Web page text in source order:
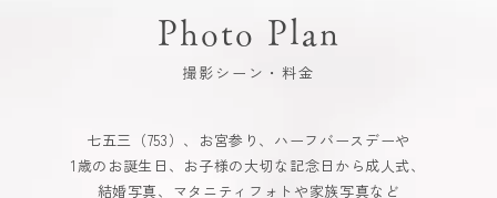
Photo Plan
撮影シーン・料金
七五三（753）、お宮参り、ハーフバースデーや
1歳のお誕生日、お子様の大切な記念日から成人式、
結婚写真、マタニティフォトや家族写真など